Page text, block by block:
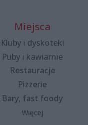
Miejsca
Kluby i dyskoteki
Puby i kawiarnie
Restauracje
Pizzerie
Bary, fast foody
Więcej